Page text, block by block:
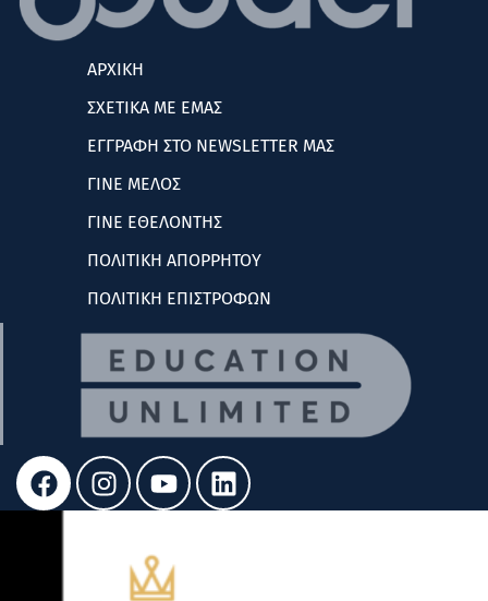
ΑΡΧΙΚΗ
ΣΧΕΤΙΚΑ ΜΕ ΕΜΑΣ
ΕΓΓΡΑΦΗ ΣΤΟ NEWSLETTER ΜΑΣ
ΓΙΝΕ ΜΕΛΟΣ
ΓΙΝΕ ΕΘΕΛΟΝΤΗΣ
ΠΟΛΙΤΙΚΗ ΑΠΟΡΡΗΤΟΥ
ΠΟΛΙΤΙΚΗ ΕΠΙΣΤΡΟΦΩΝ